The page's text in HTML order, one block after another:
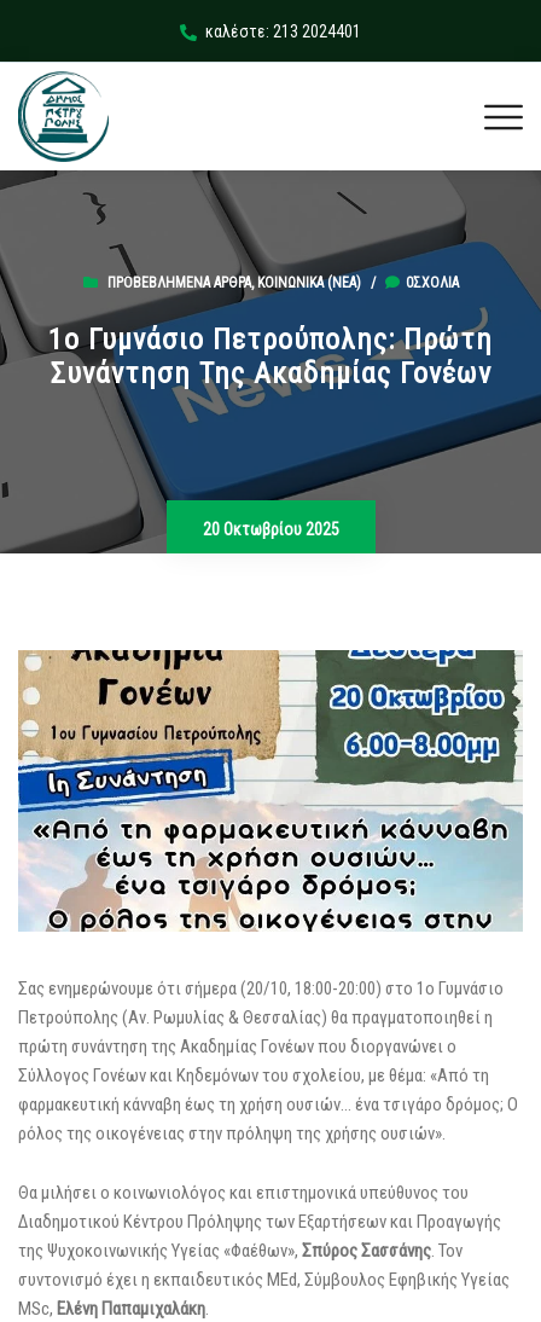
καλέστε: 213 2024401
ΠΡΟΒΕΒΛΗΜΈΝΑ ΆΡΘΡΑ, ΚΟΙΝΩΝΙΚΆ (ΝΕΑ)/ 0ΣΧΌΛΙΑ
1ο Γυμνάσιο Πετρούπολης: Πρώτη
Συνάντηση Της Ακαδημίας Γονέων
20 Οκτωβρίου 2025
Σας ενημερώνουμε ότι σήμερα (20/10, 18:00-20:00) στο 1ο Γυμνάσιο
Πετρούπολης (Αν. Ρωμυλίας & Θεσσαλίας) θα πραγματοποιηθεί η
πρώτη συνάντηση της Ακαδημίας Γονέων που διοργανώνει ο
Σύλλογος Γονέων και Κηδεμόνων του σχολείου, με θέμα: «Από τη
φαρμακευτική κάνναβη έως τη χρήση ουσιών… ένα τσιγάρο δρόμος; Ο
ρόλος της οικογένειας στην πρόληψη της χρήσης ουσιών».
Θα μιλήσει ο κοινωνιολόγος και επιστημονικά υπεύθυνος του
Διαδημοτικού Κέντρου Πρόληψης των Εξαρτήσεων και Προαγωγής
της Ψυχοκοινωνικής Υγείας «Φαέθων», Σπύρος Σασσάνης. Τον
συντονισμό έχει η εκπαιδευτικός MEd, Σύμβουλος Εφηβικής Υγείας
MSc, Ελένη Παπαμιχαλάκη.